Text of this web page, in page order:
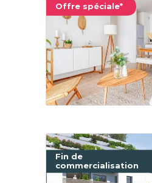
Offre spéciale*
Fin de
commercialisation